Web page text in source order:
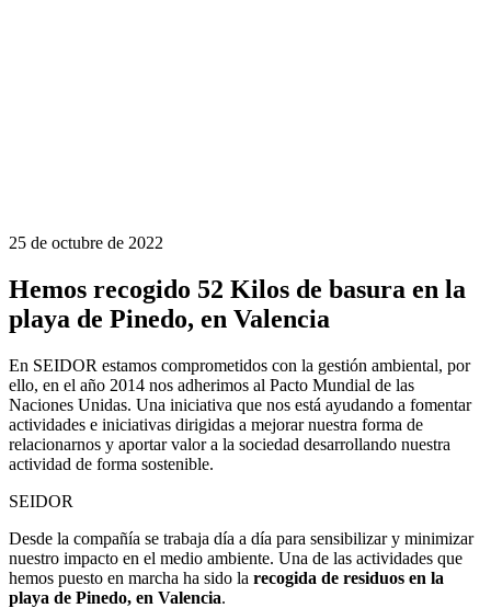
25 de octubre de 2022
Hemos recogido 52 Kilos de basura en la
playa de Pinedo, en Valencia
En SEIDOR estamos comprometidos con la gestión ambiental, por
ello, en el año 2014 nos adherimos al Pacto Mundial de las
Naciones Unidas. Una iniciativa que nos está ayudando a fomentar
actividades e iniciativas dirigidas a mejorar nuestra forma de
relacionarnos y aportar valor a la sociedad desarrollando nuestra
actividad de forma sostenible.
SEIDOR
Desde la compañía se trabaja día a día para sensibilizar y minimizar
nuestro impacto en el medio ambiente. Una de las actividades que
hemos puesto en marcha ha sido la recogida de residuos en la
playa de Pinedo, en Valencia.